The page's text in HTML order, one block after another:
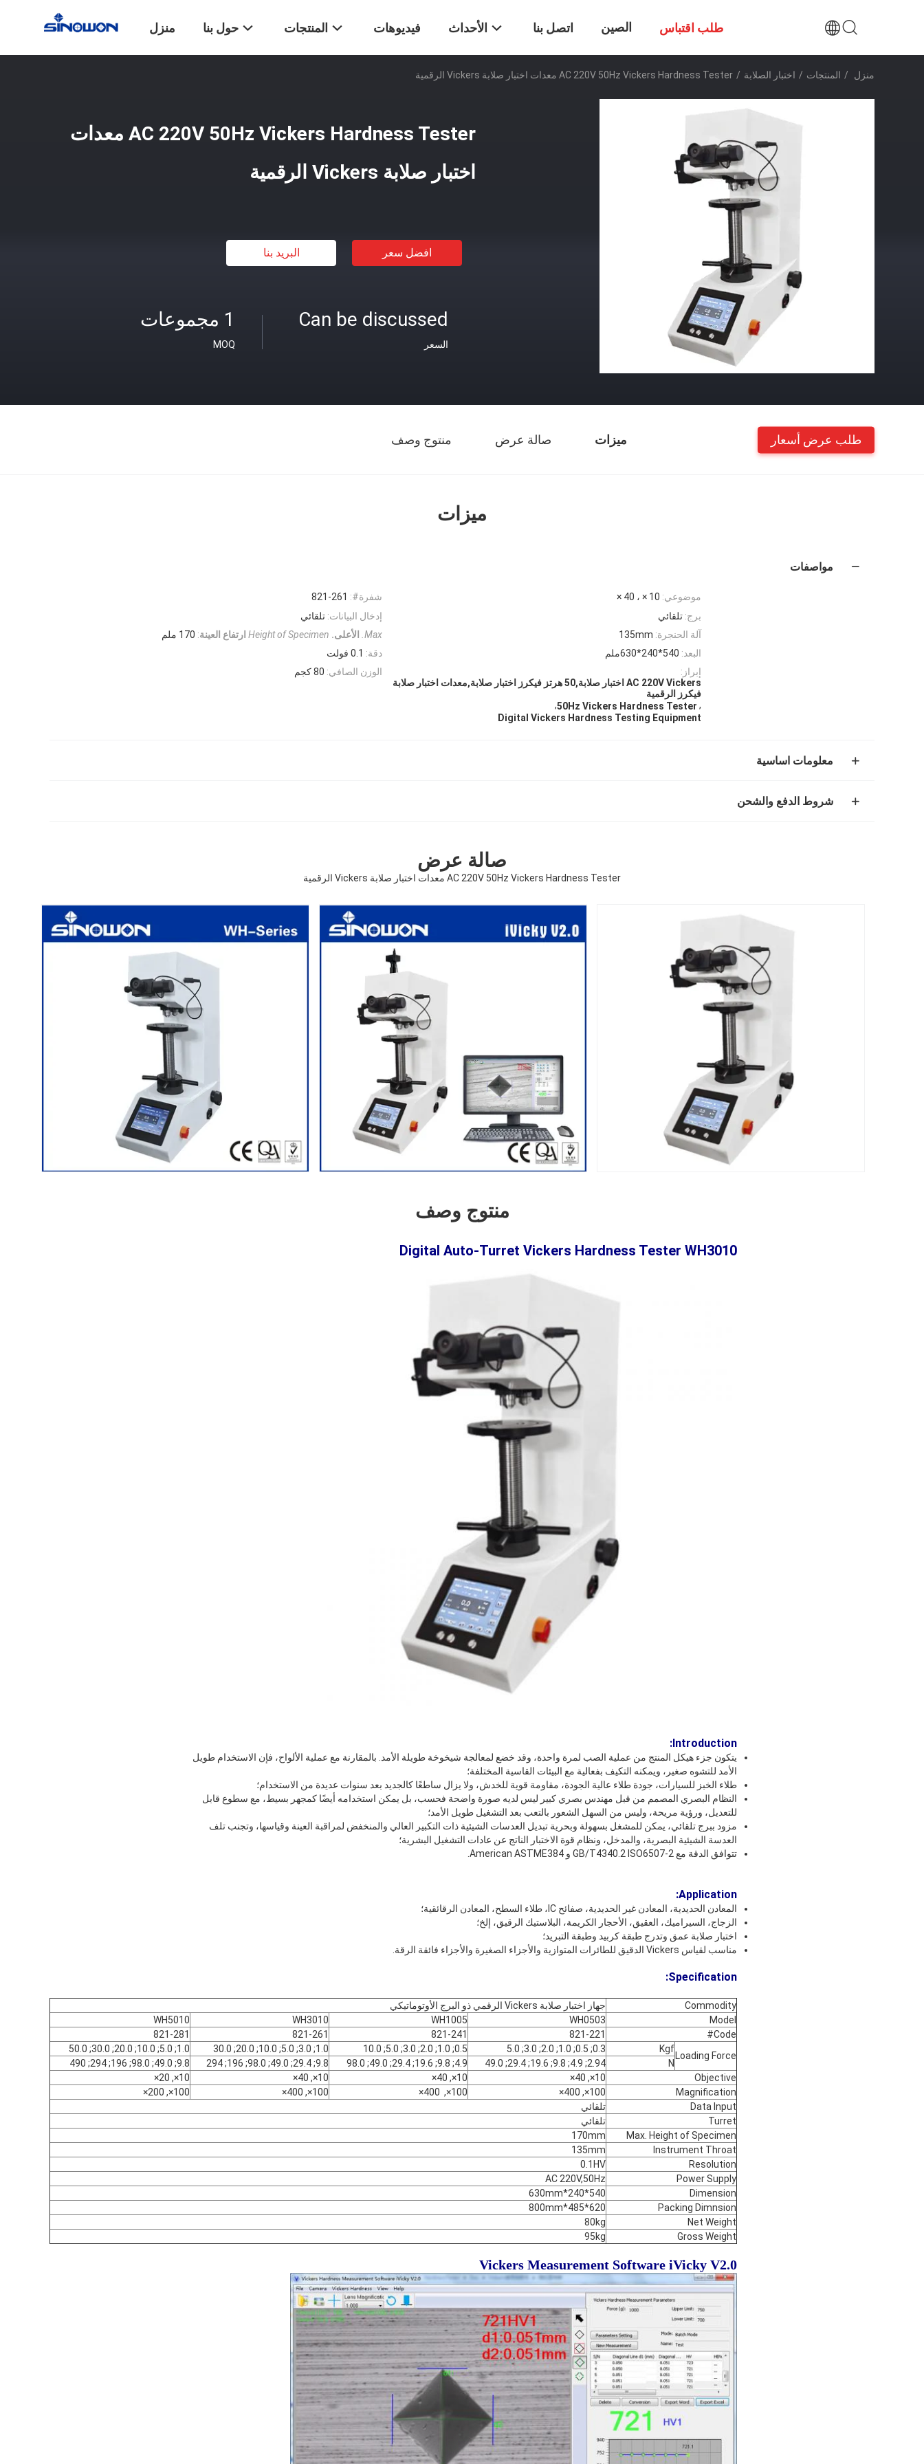
منزل حول بنا المنتجات فيديوهات الأحداث اتصل بنا الصين طلب اقتباس
منزل / المنتجات / اختبار الصلابة / AC 220V 50Hz Vickers Hardness Tester معدات اختبار صلابة Vickers الرقمية
AC 220V 50Hz Vickers Hardness Tester معدات
اختبار صلابة Vickers الرقمية
افضل سعر البريد بنا
1 مجموعات
MOQ
Can be discussed
السعر
ميزات صالة عرض منتوج وصف طلب عرض أسعار
ميزات
مواصفات
شفرة#: 821-261 موضوعي: 10 × ، 40 ×
إدخال البيانات: تلقائي برج: تلقائي
Max.
الأعلى. Height of Specimen ارتفاع العينة: 170 ملم آلة الحنجرة: 135mm
دقة: 0.1 فولت البعد: 540*240*630ملم
الوزن الصافي: 80 كجم
إبراز:
AC 220V Vickers اختبار صلابة,50 هرتز فيكرز اختبار صلابة,معدات اختبار صلابة
فيكرز الرقمية
,
50Hz Vickers Hardness Tester
,
Digital Vickers Hardness Testing Equipment
معلومات اساسية
شروط الدفع والشحن
صالة عرض
AC 220V 50Hz Vickers Hardness Tester معدات اختبار صلابة Vickers الرقمية
منتوج وصف
Digital Auto-Turret Vickers Hardness Tester WH3010
Introduction
:
يتكون جزء هيكل المنتج من عملية الصب لمرة واحدة، وقد خضع لمعالجة شيخوخة طويلة الأمد. بالمقارنة مع عملية الألواح، فإن الاستخدام طويل
الأمد للتشوه صغير، ويمكنه التكيف بفعالية مع البيئات القاسية المختلفة؛
طلاء الخبز للسيارات، جودة طلاء عالية الجودة، مقاومة قوية للخدش، ولا يزال ساطعًا كالجديد بعد سنوات عديدة من الاستخدام؛
النظام البصري المصمم من قبل مهندس بصري كبير ليس لديه صورة واضحة فحسب، بل يمكن استخدامه أيضًا كمجهر بسيط، مع سطوع قابل
للتعديل، ورؤية مريحة، وليس من السهل الشعور بالتعب بعد التشغيل طويل الأمد؛
مزود ببرج تلقائي، يمكن للمشغل بسهولة وبحرية تبديل العدسات الشيئية ذات التكبير العالي والمنخفض لمراقبة العينة وقياسها، وتجنب تلف
العدسة الشيئية البصرية، والمدخل، ونظام قوة الاختبار الناتج عن عادات التشغيل البشرية؛
تتوافق الدقة مع GB/T4340.2 ISO6507-2 و American ASTME384.
Application
:
المعادن الحديدية، المعادن غير الحديدية، صفائح IC، طلاء السطح، المعادن الرقائقية؛
الزجاج، السيراميك، العقيق، الأحجار الكريمة، البلاستيك الرقيق، إلخ؛
اختبار صلابة عمق وتدرج طبقة كربيد وطبقة التبريد؛
مناسب لقياس Vickers الدقيق للطائرات المتوازية والأجزاء الصغيرة والأجزاء فائقة الرقة.
Specification
:
Commodity
جهاز اختبار صلابة Vickers الرقمي ذو البرج الأوتوماتيكي
Model
WH0503
WH1005
WH3010
WH5010
Code#
821-221
821-241
821-261
821-281
Loading Force
Kgf
0.3; 0.5; 1.0; 2.0; 3.0; 5.0
0.5; 1.0; 2.0; 3.0; 5.0; 10.0
1.0; 3.0; 5.0; 10.0; 20.0; 30.0
1.0; 5.0; 10.0; 20.0; 30.0; 50.0
N
2.94; 4.9; 9.8; 19.6; 29.4; 49.0
4.9; 9.8; 19.6; 29.4; 49.0; 98.0
9.8; 29.4; 49.0; 98.0; 196; 294
9.8; 49.0; 98.0; 196; 294; 490
Objective
10×, 40×
10×, 40×
10×, 40×
10×, 20×
Magnification
100×, 400×
100×, 400×
100×, 400×
100×, 200×
Data Input
تلقائي
Turret
تلقائي
Max. Height of Specimen
170mm
Instrument Throat
135mm
Resolution
0.1HV
Power Supply
AC 220V,50Hz
Dimension
540*240*630mm
Packing Dimnsion
620*485*800mm
Net Weight
80kg
Gross Weight
95kg
Vickers Measurement Software iVicky V2.0